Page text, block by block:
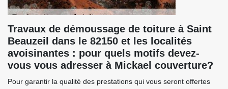
Travaux de démoussage de toiture à Saint
Beauzeil dans le 82150 et les localités
avoisinantes : pour quels motifs devez-
vous vous adresser à Mickael couverture?
Pour garantir la qualité des prestations qui vous seront offertes